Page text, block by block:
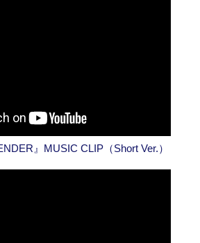
』MUSIC CLIP（Short Ver.）